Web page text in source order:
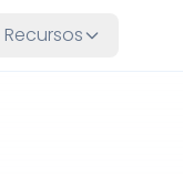
Recursos